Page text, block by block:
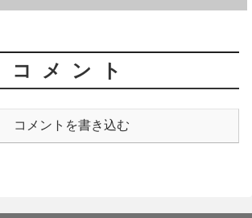
コメント
コメントを書き込む